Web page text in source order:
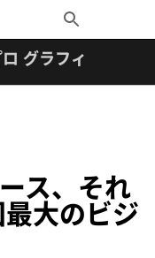
Toggle
Search
グラフィックス
ス、それ
大のビジ